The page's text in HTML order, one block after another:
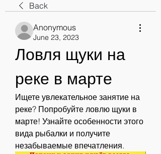
Back
Anonymous
June 23, 2023
Ловля щуки на
реке в марте
Ищете увлекательное занятие на
реке? Попробуйте ловлю щуки в
марте! Узнайте особенности этого
вида рыбалки и получите
незабываемые впечатления.